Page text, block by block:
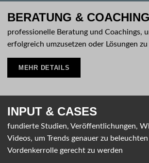
BERATUNG & COACHING
professionelle Beratung und Coachings,
erfolgreich umzusetzen oder Lösungen
MEHR DETAILS
INPUT & CASES
fundierte Studien, Veröffentlichungen,
Videos, um Trends genauer zu
Vordenkerrolle gerecht zu werden